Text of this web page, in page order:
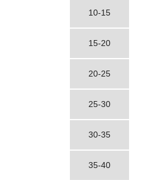
10-15
15-20
20-25
25-30
30-35
35-40